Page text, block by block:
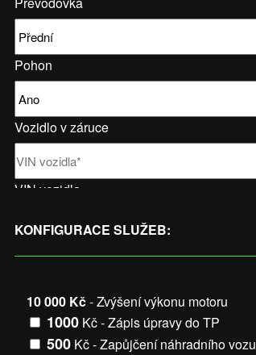
Pohon
Vozidlo v záruce
VIN vozidla
KONFIGURACE SLUŽEB:
10 000 Kč- Zvýšení výkonu motoru
1000Kč - Zápis úpravy do TP
500Kč - Zapůjčení náhradního vozu